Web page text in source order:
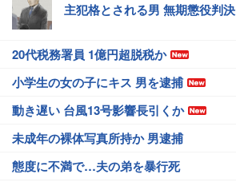
主犯格とされる男 無期懲役判決
20代税務署員 1億円超脱税か
小学生の女の子にキス 男を逮捕
動き遅い 台風13号影響長引くか
未成年の裸体写真所持か 男逮捕
態度に不満で…夫の弟を暴行死